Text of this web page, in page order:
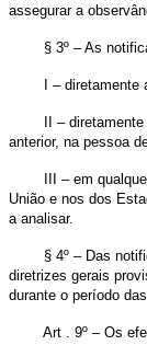
assegurar a
§ 3º – As
I – diretamente
II – diretamente
anterior, na pessoa
III – em qualquer
União e nos dos
a analisar.
§ 4º – Das
diretrizes gerais
durante o período
Art . 9º – Os